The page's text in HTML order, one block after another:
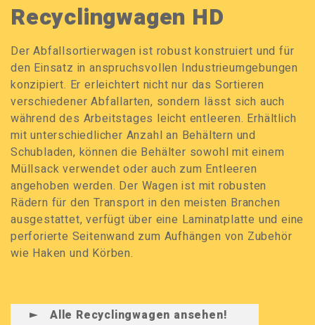
Recyclingwagen HD
Der Abfallsortierwagen ist robust konstruiert und für
den Einsatz in anspruchsvollen Industrieumgebungen
konzipiert. Er erleichtert nicht nur das Sortieren
verschiedener Abfallarten, sondern lässt sich auch
während des Arbeitstages leicht entleeren. Erhältlich
mit unterschiedlicher Anzahl an Behältern und
Schubladen, können die Behälter sowohl mit einem
Müllsack verwendet oder auch zum Entleeren
angehoben werden. Der Wagen ist mit robusten
Rädern für den Transport in den meisten Branchen
ausgestattet, verfügt über eine Laminatplatte und eine
perforierte Seitenwand zum Aufhängen von Zubehör
wie Haken und Körben.
Alle Recyclingwagen ansehen!